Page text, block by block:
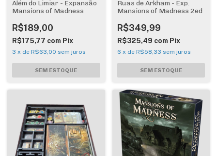
Além do Limiar - Expansão
Mansions of Madness
R$189,00
R$175,77 com Pix
3 x de R$63,00 sem juros
Ruas de Arkham - Exp.
Mansions of Madness 2ed
R$349,99
R$325,49 com Pix
6 x de R$58,33 sem juros